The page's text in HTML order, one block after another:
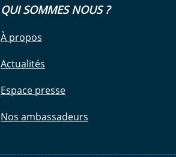
QUI SOMMES NOUS ?
À propos
Actualités
Espace presse
Nos ambassadeurs